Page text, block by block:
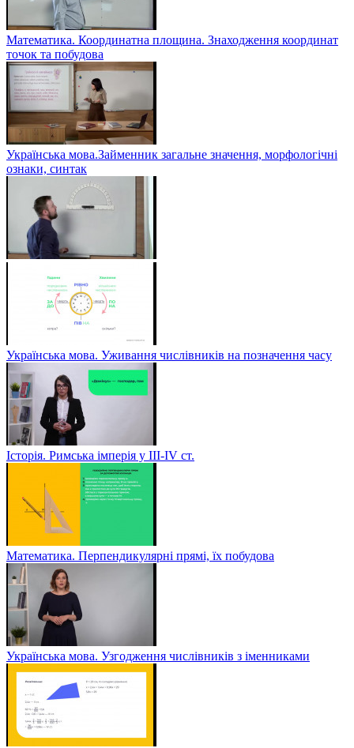
Математика. Координатна площина. Знаходження координат
точок та побудова
Українська мова.Займенник загальне значення, морфологічні
ознаки, синтак
Українська мова. Уживання числівників на позначення часу
Історія. Римська імперія у III-ІV ст.
Математика. Перпендикулярні прямі, їх побудова
Українська мова. Узгодження числівників з іменниками